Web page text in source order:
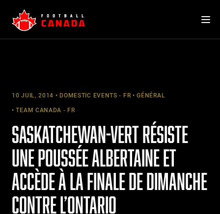
content
10 JUIL, 2014 DOMESTIC EVENTS - FR GÉNÉRAL
TEAM CANADA - FR
SASKATCHEWAN-VERT RÉSISTE
UNE POUSSÉE ALBERTAINE ET
ACCÈDE À LA FINALE DE DIMANCHE
CONTRE L’ONTARIO